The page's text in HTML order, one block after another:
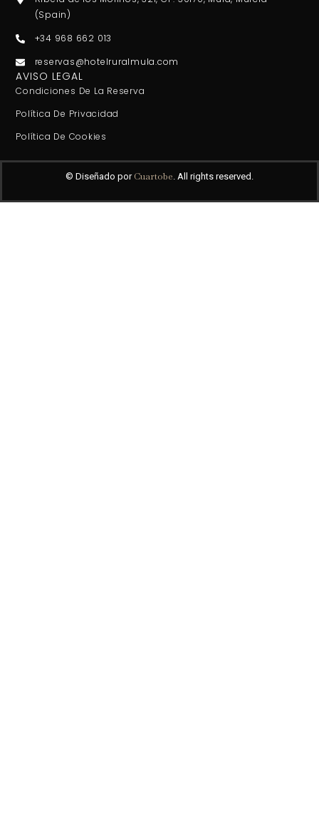
(Spain)
+34 968 662 013
reservas@hotelruralmula.com
AVISO LEGAL
Condiciones De La Reserva
Política De Privacidad
Política De Cookies
© Diseñado por Cuartobe . All rights reserved.